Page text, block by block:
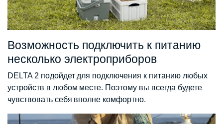
Возможность подключить к питанию
несколько электроприборов
DELTA 2 подойдет для подключения к питанию любых
устройств в любом месте. Поэтому вы всегда будете
чувствовать себя вполне комфортно.